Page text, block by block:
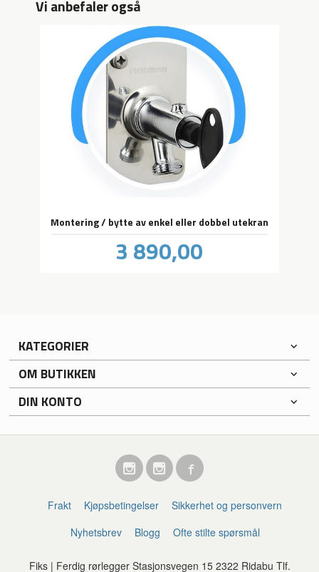
Vi anbefaler også
Montering / bytte av enkel eller dobbel utekran
Pris
3 890,00
KATEGORIER
OM BUTIKKEN
DIN KONTO
Frakt Kjøpsbetingelser
Sikkerhet og personvern
Nyhetsbrev
Blogg Ofte stilte spørsmål
Fiks | Ferdig rørlegger Stasjonsvegen 15 2322 Ridabu Tlf.